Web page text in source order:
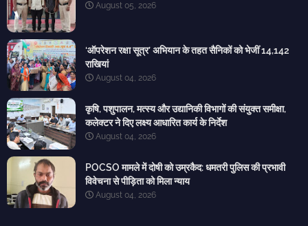
August 05, 2026
‘ऑपरेशन रक्षा सूत्र’ अभियान के तहत सैनिकों को भेजीं 14,142
राखियां
August 04, 2026
कृषि, पशुपालन, मत्स्य और उद्यानिकी विभागों की संयुक्त समीक्षा,
कलेक्टर ने दिए लक्ष्य आधारित कार्य के निर्देश
August 04, 2026
POCSO मामले में दोषी को उम्रकैद: धमतरी पुलिस की प्रभावी
विवेचना से पीड़िता को मिला न्याय
August 04, 2026